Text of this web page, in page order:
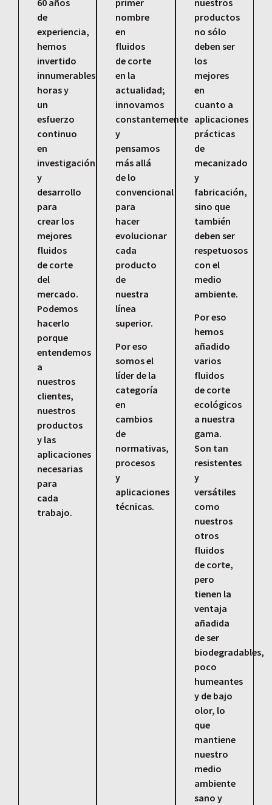
60 años
de
experiencia,
hemos
invertido
innumerables
horas y
un
esfuerzo
continuo
en
investigación
y
desarrollo
para
crear los
mejores
fluidos
de corte
del
mercado.
Podemos
hacerlo
porque
entendemos
a
nuestros
clientes,
nuestros
productos
y las
aplicaciones
necesarias
para
cada
trabajo.
primer
nombre
en
fluidos
de corte
en la
actualidad;
innovamos
constantemente
y
pensamos
más allá
de lo
convencional
para
hacer
evolucionar
cada
producto
de
nuestra
línea
superior.
Por eso
somos el
líder de la
categoría
en
cambios
de
normativas,
procesos
y
aplicaciones
técnicas.
nuestros
productos
no sólo
deben ser
los
mejores
en
cuanto a
aplicaciones
prácticas
de
mecanizado
y
fabricación,
sino que
también
deben ser
respetuosos
con el
medio
ambiente.
Por eso
hemos
añadido
varios
fluidos
de corte
ecológicos
a nuestra
gama.
Son tan
resistentes
y
versátiles
como
nuestros
otros
fluidos
de corte,
pero
tienen la
ventaja
añadida
de ser
biodegradables,
poco
humeantes
y de bajo
olor, lo
que
mantiene
nuestro
medio
ambiente
sano y